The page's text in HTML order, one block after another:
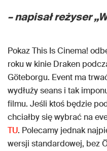
– napisał reżyser
Pokaz This Is Cinema!
roku w kinie Draken
Göteborgu. Event ma
wydłuży seans i tak
filmu. Jeśli ktoś będzie
chciałby się wybrać na
TU. Polecamy jednak
wersji standardowej, bez